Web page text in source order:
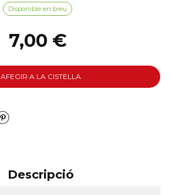
Disponible en breu
7,00 €
AFEGIR A LA CISTELLA
Descripció